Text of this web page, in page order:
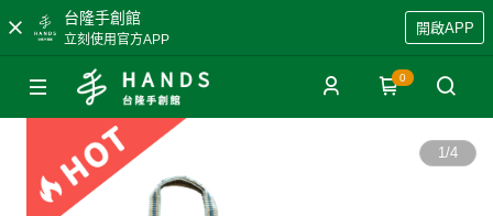
台隆手創館
立刻使用官方APP
開啟APP
0
1/4